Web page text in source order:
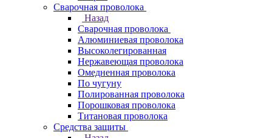
Сварочная проволока
Назад
Сварочная проволока
Алюминиевая проволока
Высоколегированная
Нержавеющая проволока
Омедненная проволока
По чугуну
Полированная проволока
Порошковая проволока
Титановая проволока
Средства защиты